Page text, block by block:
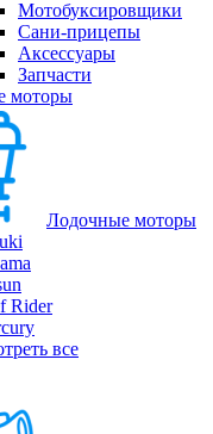
Мотобуксировщики
Сани-прицепы
Аксессуары
Запчасти
моторы
Лодочные моторы
Rider
все